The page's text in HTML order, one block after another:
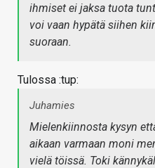
ihmiset ei jaksa tuota
voi vaan hypätä siihen
suoraan.
Tulossa :tup:
Juhamies
Mielenkiinnosta kysyn
aikaan varmaan moni
vielä töissä. Toki